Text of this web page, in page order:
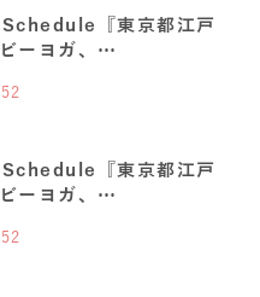
『東京都江戸
ーヨガ、…
52
『東京都江戸
ーヨガ、…
52